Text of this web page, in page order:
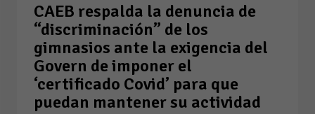
CAEB respalda la denuncia de
“discriminación” de los
gimnasios ante la exigencia del
Govern de imponer el
‘certificado Covid’ para que
puedan mantener su actividad